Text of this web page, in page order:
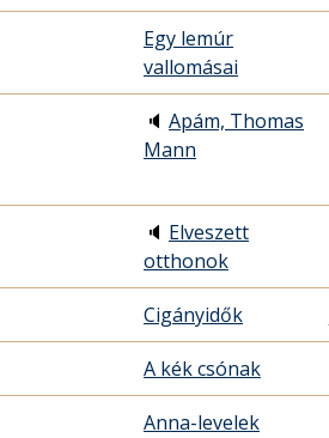
Egy lemúr
vallomásai
🔈 Apám, Thomas
Mann
🔈 Elveszett
otthonok
Cigányidők
A kék csónak
Anna-levelek